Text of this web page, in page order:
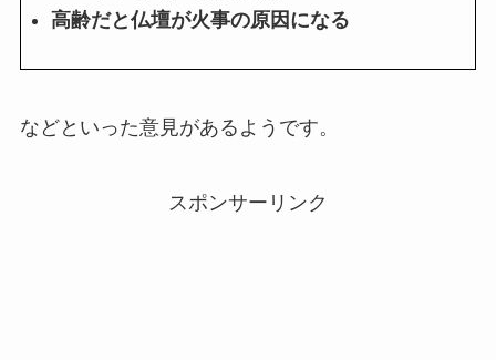
高齢だと仏壇が火事の原因になる
などといった意見があるようです。
スポンサーリンク